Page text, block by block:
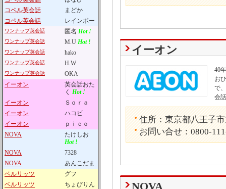
コペル英会話
まどか
コペル英会話
レインボー
ワンナップ英会話 匿名 Hot !
ワンナップ英会話 M.U Hot !
ワンナップ英会話 hako
ワンナップ英会話 H.W
ワンナップ英会話
OKA
イーオン
英会話おた
く Hot !
イーオン
Ｓｏｒａ
イーオン
ハコビ
イーオン
ｐｉｃｏ
NOVA
たけしお
Hot !
NOVA
7328
NOVA
あんこだま
ベルリッツ
グフ
ベルリッツ
ちょびりん
イーオン
40
お
で
会
住所：東京都八王子
お問い合せ：0800-